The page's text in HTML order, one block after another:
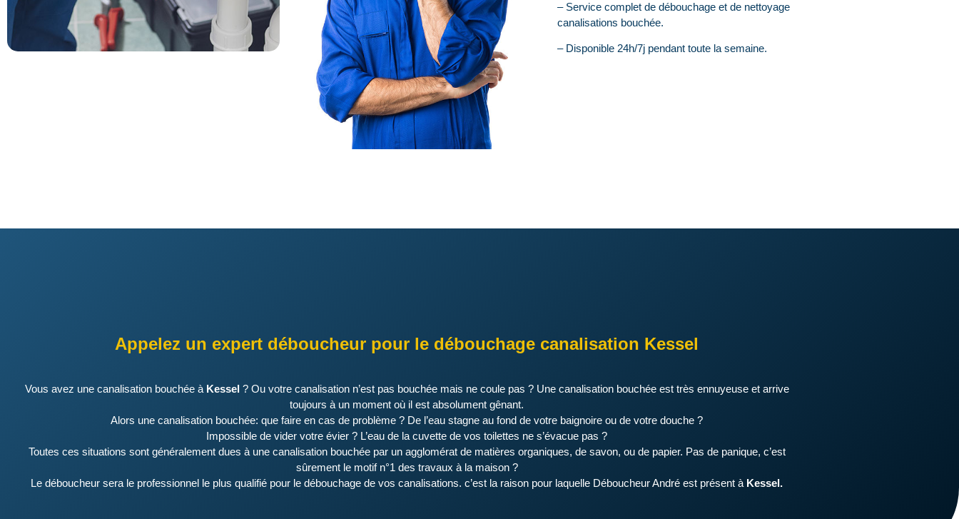
– Service complet de débouchage et de nettoyage
canalisations bouchée.
– Disponible 24h/7j pendant toute la semaine.
Appelez un expert déboucheur pour le débouchage canalisation Kessel
Vous avez une canalisation bouchée à Kessel ? Ou votre canalisation n’est pas bouchée mais ne coule pas ? Une canalisation bouchée est très ennuyeuse et arrive
toujours à un moment où il est absolument gênant.
Alors une canalisation bouchée: que faire en cas de problème ? De l’eau stagne au fond de votre baignoire ou de votre douche ?
Impossible de vider votre évier ? L’eau de la cuvette de vos toilettes ne s’évacue pas ?
Toutes ces situations sont généralement dues à une canalisation bouchée par un agglomérat de matières organiques, de savon, ou de papier. Pas de panique, c’est
sûrement le motif n°1 des travaux à la maison ?
Le déboucheur sera le professionnel le plus qualifié pour le débouchage de vos canalisations. c’est la raison pour laquelle Déboucheur André est présent à Kessel.